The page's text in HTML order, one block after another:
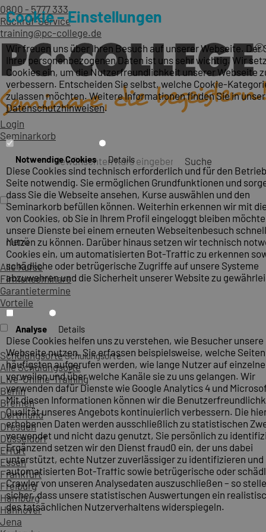
0800 - 5777 333
Rückruf-Service
training@pc-college.de
Login
Seminarkorb
Suche
Menü
Alle Kurse
Firmenseminare
Garantietermine
Vorteile
SchulungsorteSchulungsorte
Alle Schulungsorte
Live-Online-Training
Berlin
Bremen
Dortmund
Dresden
Düsseldorf
Erfurt
Essen
Frankfurt
Freiburg
Hamburg
Hannover
Jena
Cookie – Einstellungen
Wir freuen uns über Ihren Besuch auf unserer Webseite. Der
Ihrer personenbezogenen Daten ist uns sehr wichtig. Wir
Cookies ein, um die Nutzerfreundlichkeit unserer Webseite
verbessern. Entscheiden Sie selbst, welche Cookie-
zulassen möchten. Weitere Informationen finden Sie in
Datenschutzhinweisen.
Notwendige Cookies Details
Diese Cookies sind technisch erforderlich und für den
Seite notwendig. Sie ermöglichen Grundfunktionen und
dass Sie die Webseite ansehen, Kurse auswählen und den
Seminarkorb befüllen können. Weiterhin erkennen wir mit
von Cookies, ob Sie in Ihrem Profil eingeloggt bleiben
unsere Dienste bei einem erneuten Webseitenbesuch
nutzen zu können. Darüber hinaus setzen wir technisch
Cookies ein, um automatisierten Bot-Traffic zu erkennen
schädliche oder betrügerische Zugriffe auf unsere Systeme
abzuwehren und die Sicherheit unserer Website zu
Analyse Details
Diese Cookies helfen uns zu verstehen, wie Besucher unsere
Webseite nutzen. Sie erfassen beispielsweise, welche
häufigsten aufgerufen werden, wie lange Nutzer auf
verweilen und über welche Kanäle sie zu uns gelangen. Wir
verwenden dafür Dienste wie Google Analytics 4 und
Mit diesen Informationen können wir die
Qualität unseres Angebots kontinuierlich verbessern. Die
erhobenen Daten werden ausschließlich zu statistischen
verwendet und nicht dazu genutzt, Sie persönlich zu
Ergänzend setzen wir den Dienst fraud0 ein, der uns dabei
unterstützt, echte Nutzer zuverlässiger zu identifizieren und
automatisierten Bot-Traffic sowie betrügerische oder
Crawler von unseren Analysedaten auszuschließen – so
sicher, dass unsere statistischen Auswertungen ein
des tatsächlichen Nutzerverhaltens widerspiegeln.